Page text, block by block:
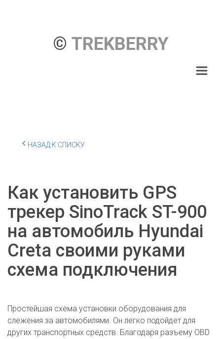
© TREKBERRY
НАЗАД К СПИСКУ
Как установить GPS
трекер SinoTrack ST-900
на автомобиль Hyundai
Creta своими руками
схема подключения
Простейшая схема установки оборудования для
слежения за автомобилями. Он легко подойдет для
других транспортных средств. Благодаря разъему OBD